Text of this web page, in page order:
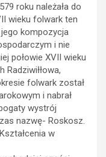
roku należała do
wieku folwark ten
kompozycja
i nie
połowie XVII wieku
folwark został
i nabrał
wystrój
nazwę- Roskosz.
w